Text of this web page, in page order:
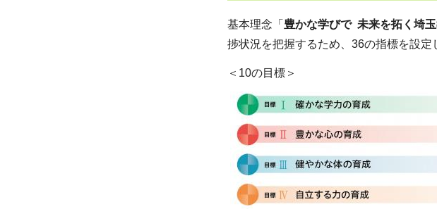
基本理念「 豊かな学びで 未来を拓く埼玉
捗状況を把握するため、36の指標を設定
＜10の目標＞